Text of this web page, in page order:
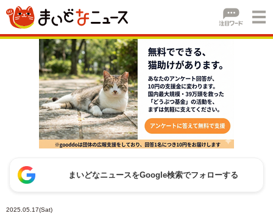
まいどなニュースをGoogle検索でフォローする
2025.05.17(Sat)